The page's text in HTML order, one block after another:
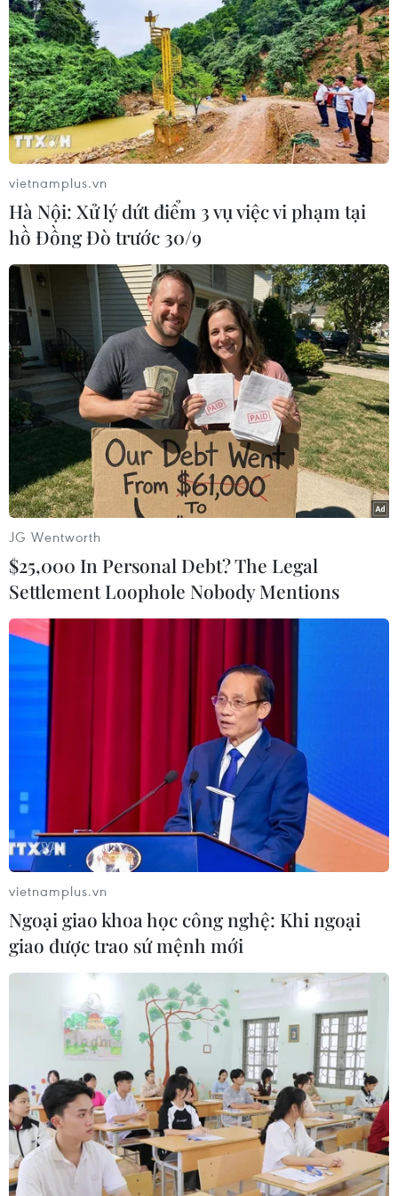
IMF và WB kêu gọi phối hợp tăng cường hệ
thống thương mại đa phương
22/10/2019 08:29
IMFC cho biết triển vọng tăng trưởng "đang vô cùng bất
ổn và đứng trước nhiều nguy cơ ngày càng gia tăng,"
bao gồm căng thẳng thương mại, sự bất ổn về chính
sách và các nguy cơ địa chính trị.
EU đề cử Chủ tịch mới cho Ủy ban Tài
chính và Tiền tệ Quốc tế
06/10/2020 14:41
Các quốc gia thành viên Liên minh châu Âu (EU) đã
nhất trí đề cử Bộ trưởng Tài chính Thụy Điển Magdalena
Andersson trở thành người đứng đầu Ủy ban Tài chính
và Tiền tệ Quốc tế (IMFC).
ASEAN 2020: Khẳng định vai trò phụ nữ
trong phát triển kinh tế
vietnamplus.vn
Hà Nội: Xử lý dứt điểm 3 vụ việc vi phạm tại
hồ Đồng Đò trước 30/9
JG Wentworth
$25,000 In Personal Debt? The Legal
Settlement Loophole Nobody Mentions
vietnamplus.vn
Ngoại giao khoa học công nghệ: Khi ngoại
giao được trao sứ mệnh mới